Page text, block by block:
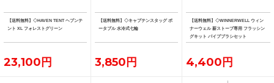
【送料無料】◇HAVEN TENT ヘブンテ
ント XL フォレストグリーン
23,100円
【送料無料】◇キャプテンスタッグ ポ
ータブル 水冷式七輪
3,850円
【送料無料】◇WINNERWELL ウィン
ナーウェル 薪ストーブ専用 フラッシン
グキット パイプブラシセット
4,400円